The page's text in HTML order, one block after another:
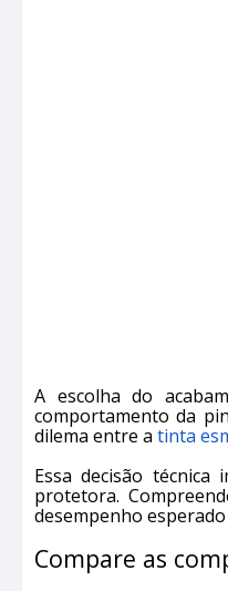
A escolha do
comportamento da
dilema entre a tinta
Essa decisão
protetora.
desempenho
Compare as